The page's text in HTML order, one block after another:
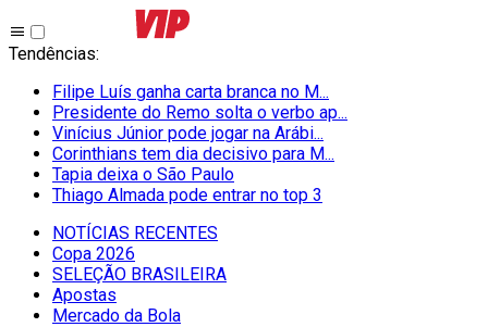
Tendências:
Filipe Luís ganha carta branca no M...
Presidente do Remo solta o verbo ap...
Vinícius Júnior pode jogar na Arábi...
Corinthians tem dia decisivo para M...
Tapia deixa o São Paulo
Thiago Almada pode entrar no top 3
NOTÍCIAS RECENTES
Copa 2026
SELEÇÃO BRASILEIRA
Apostas
Mercado da Bola